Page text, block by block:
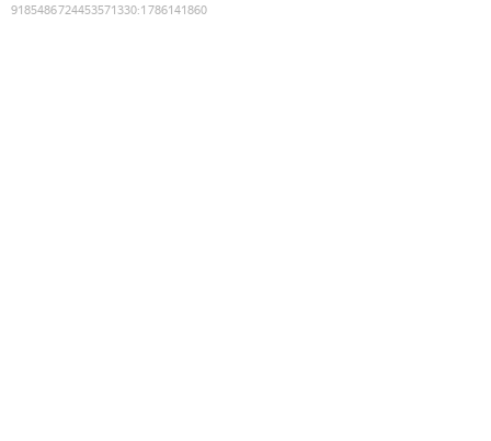
9185486724453571330:1786141860